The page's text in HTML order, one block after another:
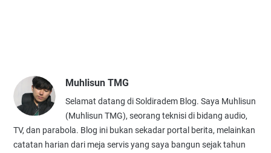
Muhlisun TMG
Selamat datang di Soldiradem Blog. Saya Muhlisun
(Muhlisun TMG), seorang teknisi di bidang audio,
TV, dan parabola. Blog ini bukan sekadar portal berita, melainkan
catatan harian dari meja servis yang saya bangun sejak tahun